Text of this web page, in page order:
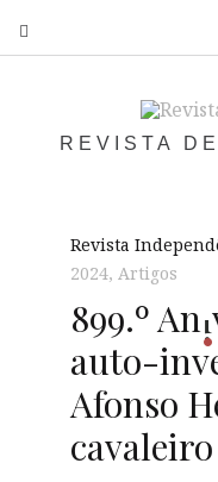
REVISTA
Revista
2024,Artigos
899.º Ani
auto-
Afonso
cavaleiro